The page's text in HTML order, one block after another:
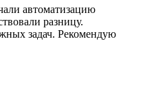
автоматизацию
разницу.
задач. Рекомендую